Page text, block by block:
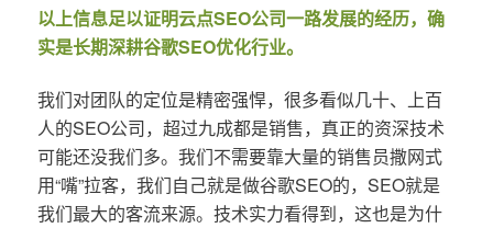
以上信息足以证明云点SEO公司一路发展的经历，确
实是长期深耕谷歌SEO优化行业。
我们对团队的定位是精密强悍，很多看似几十、上百
人的SEO公司，超过九成都是销售，真正的资深技术
可能还没我们多。我们不需要靠大量的销售员撒网式
用“嘴”拉客，我们自己就是做谷歌SEO的，SEO就是
我们最大的客流来源。技术实力看得到，这也是为什